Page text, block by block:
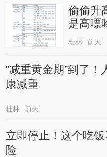
偷偷升
是高嘌
桂林 前天
“减重黄金期”到了
康减重
桂林 前天
立即停止！这个吃
险